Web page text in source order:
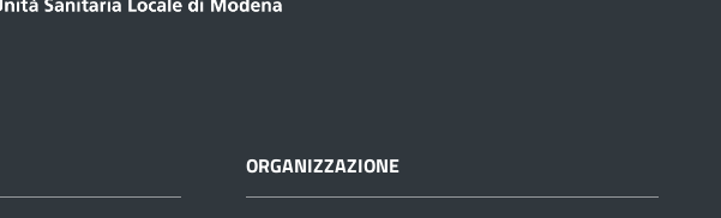
ORGANIZZAZIONE